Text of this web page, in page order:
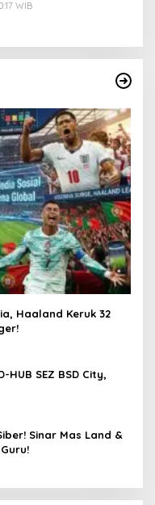
WIB
Haaland Keruk 32
HUB SEZ BSD City,
Sinar Mas Land &